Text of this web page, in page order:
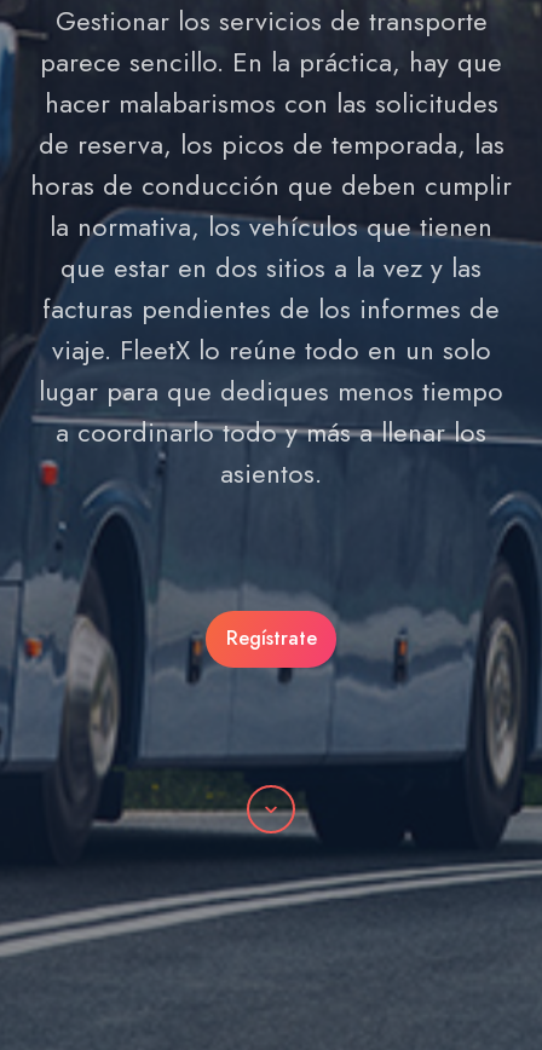
Gestionar los servicios de transporte
parece sencillo. En la práctica, hay que
hacer malabarismos con las solicitudes
de reserva, los picos de temporada, las
horas de conducción que deben cumplir
la normativa, los vehículos que tienen
que estar en dos sitios a la vez y las
facturas pendientes de los informes de
viaje. FleetX lo reúne todo en un solo
lugar para que dediques menos tiempo
a coordinarlo todo y más a llenar los
asientos.
Regístrate
Desplazarse